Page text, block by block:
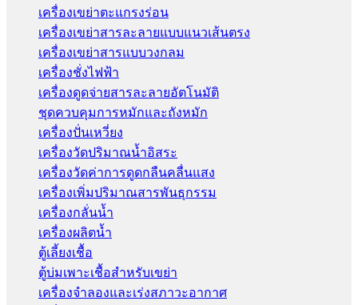
เครื่องเขย่าตะแกรงร่อน
เครื่องเขย่าสารละลายแบบแนวเส้นตรง
เครื่องเขย่าสารแบบวงกลม
เครื่องชั่งไฟฟ้า
เครื่องดูดจ่ายสารละลายอัตโนมัติ
ชุดควบคุมการหมักและถังหมัก
เครื่องปั่นเหวี่ยง
เครื่องวัดปริมาณน้ำอิสระ
เครื่องวัดค่าการดูดกลืนคลื่นแสง
เครื่องเพิ่มปริมาณสารพันธุกรรม
เครื่องกลั่นน้ำ
เครื่องผลิตน้ำ
ตู้เลี้ยงเชื้อ
ตู้บ่มเพาะเชื้อสำหรับเขย่า
เครื่องจำลองและเร่งสภาวะอากาศ